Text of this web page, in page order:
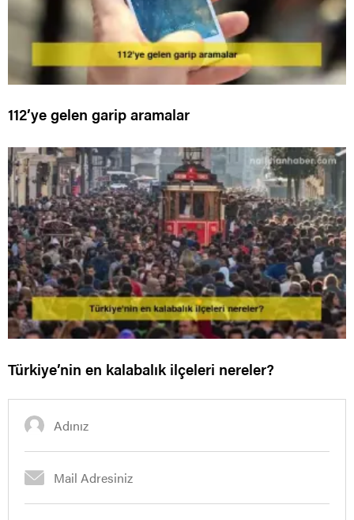
112’ye gelen garip aramalar
Türkiye’nin en kalabalık ilçeleri nereler?